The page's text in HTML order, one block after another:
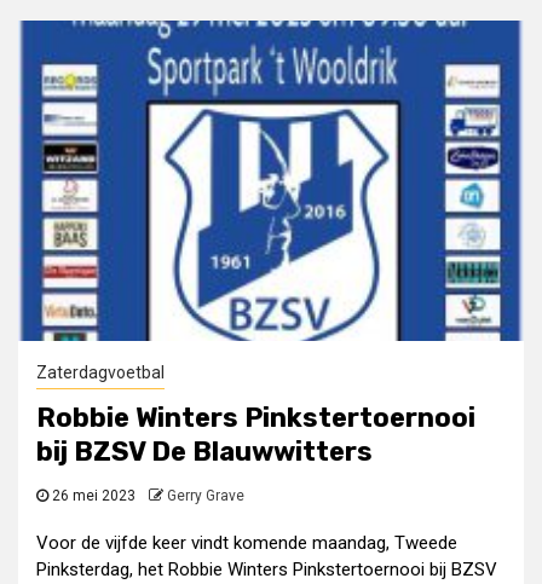
Zaterdagvoetbal
Robbie Winters Pinkstertoernooi
bij BZSV De Blauwwitters
26 mei 2023 Gerry Grave
Voor de vijfde keer vindt komende maandag, Tweede
Pinksterdag, het Robbie Winters Pinkstertoernooi bij BZSV